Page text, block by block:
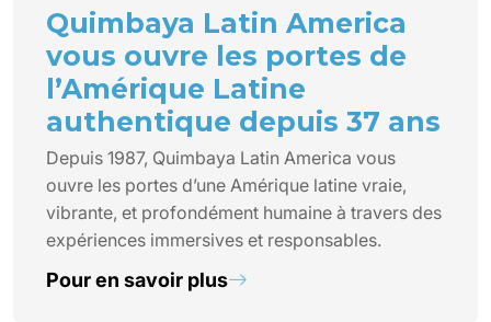
Quimbaya Latin America
vous ouvre les portes de
l’Amérique Latine
authentique depuis 37 ans
Depuis 1987, Quimbaya Latin America vous
ouvre les portes d’une Amérique latine vraie,
vibrante, et profondément humaine à travers des
expériences immersives et responsables.
Pour en savoir plus